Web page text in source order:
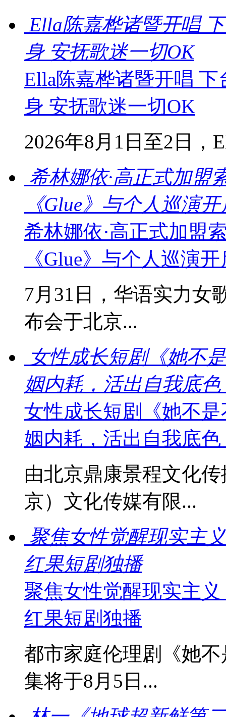
Ella陈嘉桦诸暨开唱
身 安抚歌迷一切OK
Ella陈嘉桦诸暨开唱
身 安抚歌迷一切OK
2026年8月1日至2日，
希林娜依·高正式加盟
《Glue》与个人巡演
希林娜依·高正式加盟
《Glue》与个人巡演
7月31日，华语实力女
布会于北京...
女性成长短剧《她不
姻内耗，活出自我底色
女性成长短剧《她不
姻内耗，活出自我底色
由北京鼎康景程文化
京）文化传媒有限...
聚焦女性觉醒现实主
红果短剧独播
聚焦女性觉醒现实主
红果短剧独播
都市家庭伦理剧《她
集将于8月5日...